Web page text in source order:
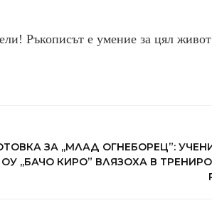
Ръкописът е умение за цял
ЗА ,,МЛАД ОГНЕБОРЕЦ”:
ОУ ,,БАЧО КИРО” ВЛЯЗОХА В